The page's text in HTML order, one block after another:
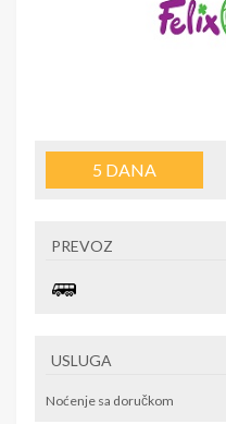
5 DANA
PREVOZ
USLUGA
Noćenje sa doručkom